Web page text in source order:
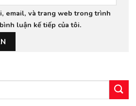
email, và trang web trong trình
luận kế tiếp của tôi.